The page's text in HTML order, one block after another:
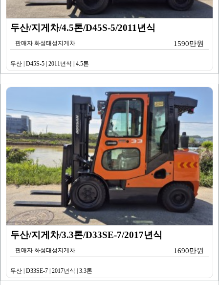
두산/지게차/4.5톤/D45S-5/2011년식
판매자 화성태성지게차 1590만원
두산 | D45S-5 | 2011년식 | 4.5톤
두산/지게차/3.3톤/D33SE-7/2017년식
판매자 화성태성지게차 1690만원
두산 | D33SE-7 | 2017년식 | 3.3톤